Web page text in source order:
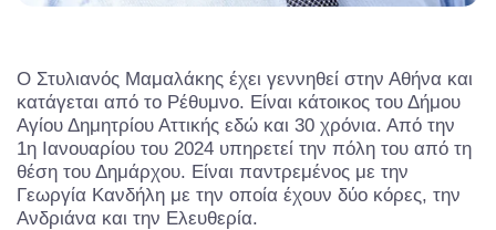
Ο Στυλιανός Μαμαλάκης έχει γεννηθεί στην Αθήνα και
κατάγεται από το Ρέθυμνο. Είναι κάτοικος του Δήμου
Αγίου Δημητρίου Αττικής εδώ και 30 χρόνια. Από την
1η Ιανουαρίου του 2024 υπηρετεί την πόλη του από τη
θέση του Δημάρχου. Είναι παντρεμένος με την
Γεωργία Κανδήλη με την οποία έχουν δύο κόρες, την
Ανδριάνα και την Ελευθερία.